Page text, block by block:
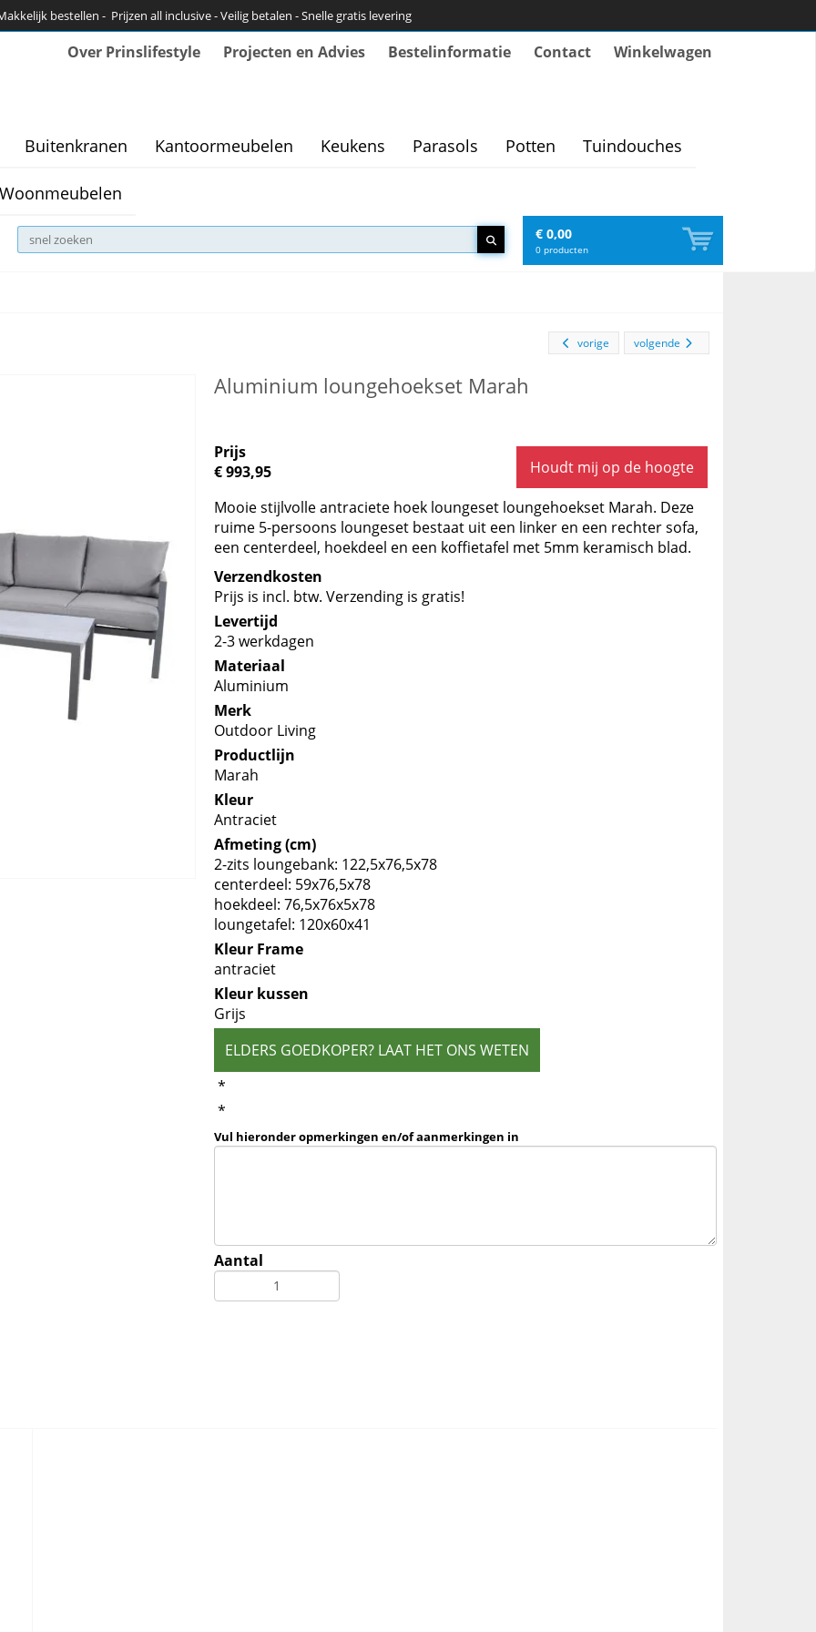
bestellen - Prijzen all inclusive - Veilig betalen - Snelle gratis levering
Over Prinslifestyle Projecten en Advies Bestelinformatie Contact Winkelwagen
Buitenkranen Kantoormeubelen Keukens Parasols Potten Tuindouches
Woonmeubelen
€ 0,00
0 producten
volgende
vorige
Aluminium loungehoekset Marah
Prijs
€ 993,95
Houdt mij op de hoogte
Mooie stijlvolle antraciete hoek loungeset loungehoekset Marah. Deze
ruime 5-persoons loungeset bestaat uit een linker en een rechter sofa,
een centerdeel, hoekdeel en een koffietafel met 5mm keramisch blad.
Verzendkosten
Prijs is incl. btw. Verzending is gratis!
Levertijd
2-3 werkdagen
Materiaal
Aluminium
Merk
Outdoor Living
Productlijn
Marah
Kleur
Antraciet
Afmeting (cm)
2-zits loungebank: 122,5x76,5x78
centerdeel: 59x76,5x78
hoekdeel: 76,5x76x5x78
loungetafel: 120x60x41
Kleur Frame
antraciet
Kleur kussen
Grijs
ELDERS GOEDKOPER? LAAT HET ONS WETEN
*
*
Vul hieronder opmerkingen en/of aanmerkingen in
Aantal